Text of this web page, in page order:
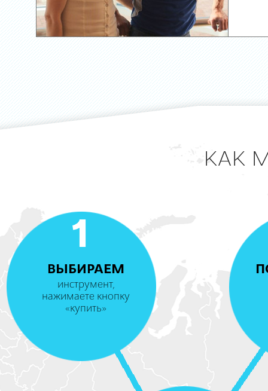
КАК
1
ВЫБИРАЕМ
инструмент,
нажимаете кнопку
«купить»